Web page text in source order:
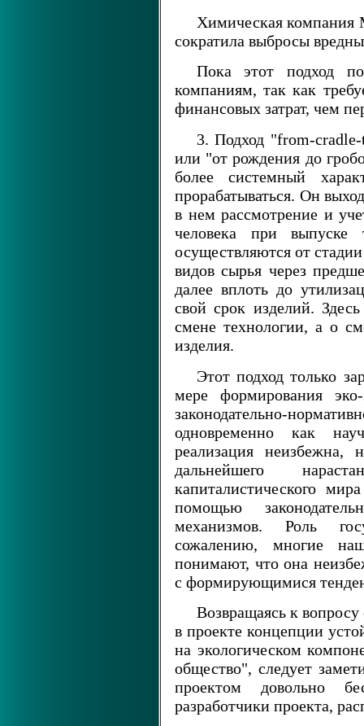
Химическая компания
сократила выбросы
Пока этот подход
компаниям, так как
финансовых затрат, чем
3. Подход "from-
или "от рождения до
более системный
прорабатываться. Он
в нем рассмотрение и
человека при
осуществляются от
видов сырья через
далее вплоть до
свой срок изделий.
смене технологии, а о
изделия.
Этот подход только
мере формирования
законодательно-
одновременно как
реализация
дальнейшего
капиталистического
помощью
механизмов. Роль
сожалению, многие
понимают, что она
с формирующимися
Возвращаясь к
в проекте концепции
на экологическом
общество", следует
проектом довольно
разработчики проекта,